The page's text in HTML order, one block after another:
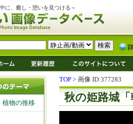
に、癒し・憩いを見つける～
TOP > 画像 ID:377283
秋の姫路城
植物の推移